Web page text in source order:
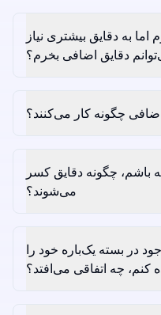
به دقایق بیشتری نیاز
دقایق اضافی بخرم؟
چگونه کار می‌کنند؟
باشم، چگونه دقایق کسر
می‌شوند؟
در بسته یک‌باره خود را
کنم، چه اتفاقی می‌افتد؟